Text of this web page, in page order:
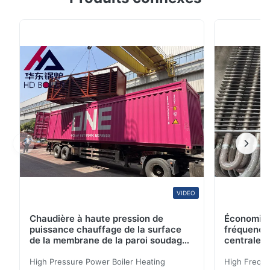
chaudière à vapeur située au membre supérieur de
l'appareil circulatoire de chaudière à vapeur. C'est ...
VIDEO
Chaudière à haute pression de
puissance chauffage de la surface
de la membrane de la paroi soudage
biomasse
High Pressure Power Boiler Heating
centrale
High